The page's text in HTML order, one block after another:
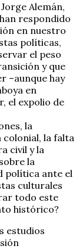
Alemán,
respondido
en nuestro
políticas,
el peso
y que
–aunque hay
en
el expolio de
la
colonial, la falta
civil y la
la
política ante el
culturales
todo este
histórico?
estudios